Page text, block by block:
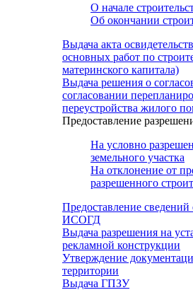
О начале
Об окончании
Выдача акта
основных работ по
материнского капитала)
Выдача решения о
согласовании
переустройства жилого
Предоставление
На условно
земельного участка
На отклонение от
разрешенного
Предоставление
ИСОГД
Выдача разрешения на
рекламной конструкции
Утверждение
территории
Выдача ГПЗУ